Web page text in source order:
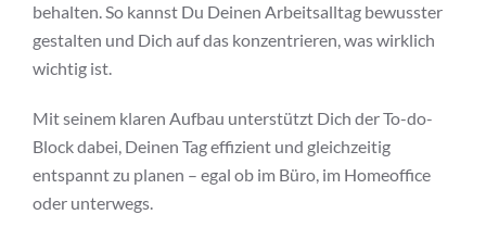
behalten. So kannst Du Deinen Arbeitsalltag bewusster
gestalten und Dich auf das konzentrieren, was wirklich
wichtig ist.
Mit seinem klaren Aufbau unterstützt Dich der To-do-
Block dabei, Deinen Tag effizient und gleichzeitig
entspannt zu planen – egal ob im Büro, im Homeoffice
oder unterwegs.